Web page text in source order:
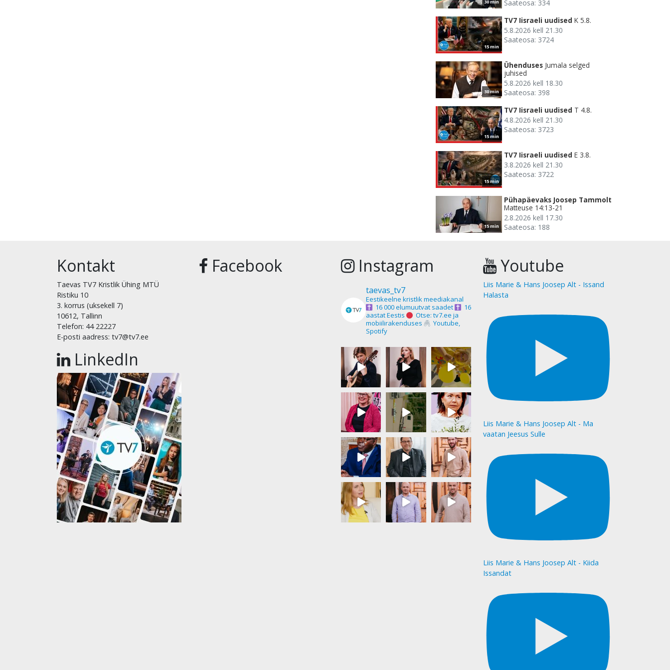
30 min Saateosa: 334
15 min
TV7 Iisraeli uudised K 5.8.
5.8.2026 kell 21.30
Saateosa: 3724
30 min
Ühenduses Jumala selged
juhised
5.8.2026 kell 18.30
Saateosa: 398
15 min
TV7 Iisraeli uudised T 4.8.
4.8.2026 kell 21.30
Saateosa: 3723
15 min
TV7 Iisraeli uudised E 3.8.
3.8.2026 kell 21.30
Saateosa: 3722
15 min
Pühapäevaks Joosep Tammolt
Matteuse 14:13-21
2.8.2026 kell 17.30
Saateosa: 188
Kontakt
Taevas TV7 Kristlik Ühing MTÜ
Ristiku 10
3. korrus (uksekell 7)
10612, Tallinn
Telefon: 44 22227
E-posti aadress: tv7@tv7.ee
LinkedIn
Facebook Instagram
taevas_tv7
Eestikeelne kristlik meediakanal
16 000 elumuutvat saadet
16
aastat Eestis
Otse: tv7.ee ja
mobiilirakenduses
Youtube,
Spotify
Youtube
Liis Marie & Hans Joosep Alt - Issand
Halasta
Liis Marie & Hans Joosep Alt - Ma
vaatan Jeesus Sulle
Liis Marie & Hans Joosep Alt - Kiida
Issandat